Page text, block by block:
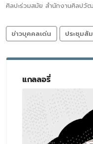
ศิลปะร่วมสมัย สํานักงานศิลปวั
ข่าวบุคคลเด่น ประชุมสั
แกลลอรี่